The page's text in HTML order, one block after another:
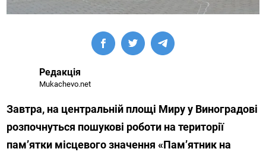
Редакція
Mukachevo.net
Завтра, на центральній площі Миру у Виноградові
розпочнуться пошукові роботи на території
пам’ятки місцевого значення «Пам’ятник на